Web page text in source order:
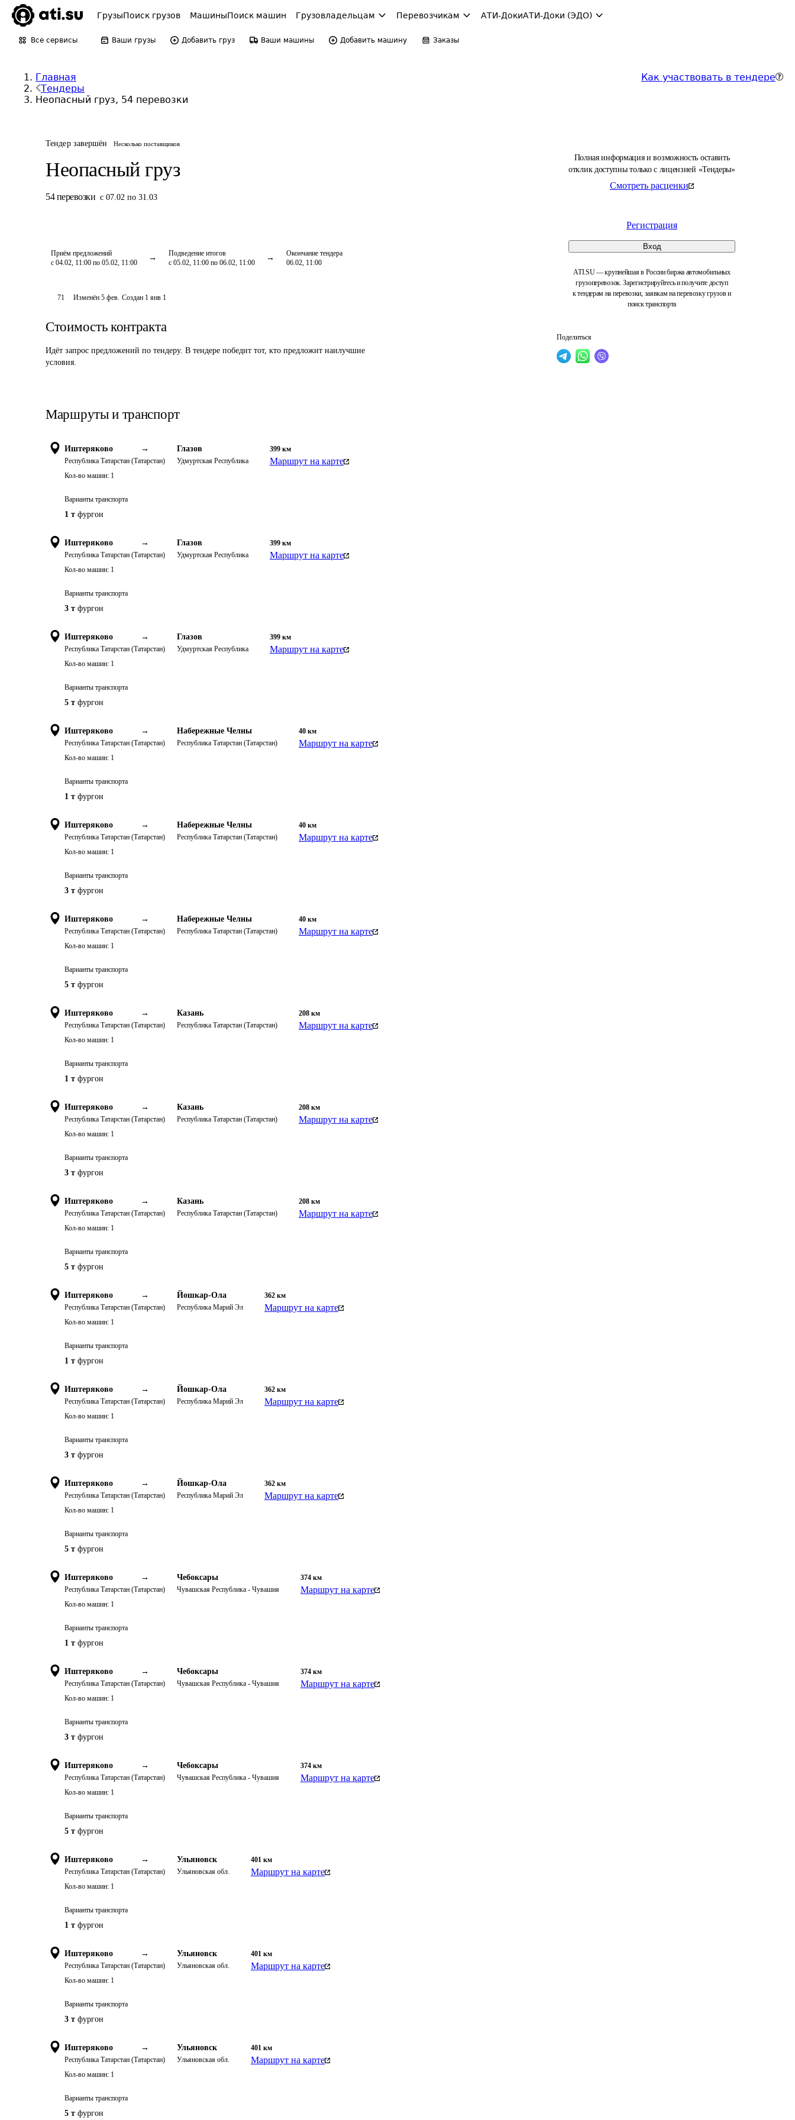
ГрузыПоиск грузов МашиныПоиск машин Грузовладельцам Перевозчикам АТИ-ДокиАТИ-Доки (ЭДО)
Все сервисы Ваши грузы Добавить груз Ваши машины Добавить машину Заказы
Главная
Тендеры
Неопасный груз, 54 перевозки
Как участвовать в тендере
Тендер завершён Несколько поставщиков
Неопасный груз
54 перевозки с 07.02 по 31.03
Приём предложений
с 04.02, 11:00 по 05.02, 11:00
Подведение итогов
с 05.02, 11:00 по 06.02, 11:00
Окончание тендера
06.02, 11:00
Полная информация и возможность оставить
отклик доступны только с лицензией «Тендеры»
Смотреть расценки
Регистрация
Вход
ATI.SU — крупнейшая в России биржа автомобильных
грузоперевозок. Зарегистрируйтесь и получите доступ
к тендерам на перевозки, заявкам на перевозку грузов и
поиск транспорта
Поделиться
71 Изменён5 фев. Создан 1 янв 1
Стоимость контракта
Идёт запрос предложений по тендеру. В тендере победит тот, кто предложит наилучшие
условия.
Маршруты и транспорт
Иштеряково →
Республика Татарстан (Татарстан)
Глазов
Удмуртская Республика
399 км
Маршрут на карте
Кол-во машин: 1
Варианты транспорта
1 т фургон
Иштеряково →
Республика Татарстан (Татарстан)
Глазов
Удмуртская Республика
399 км
Маршрут на карте
Кол-во машин: 1
Варианты транспорта
3 т фургон
Иштеряково →
Республика Татарстан (Татарстан)
Глазов
Удмуртская Республика
399 км
Маршрут на карте
Кол-во машин: 1
Варианты транспорта
5 т фургон
Иштеряково →
Республика Татарстан (Татарстан)
Набережные Челны
Республика Татарстан (Татарстан)
40 км
Маршрут на карте
Кол-во машин: 1
Варианты транспорта
1 т фургон
Иштеряково →
Республика Татарстан (Татарстан)
Набережные Челны
Республика Татарстан (Татарстан)
40 км
Маршрут на карте
Кол-во машин: 1
Варианты транспорта
3 т фургон
Иштеряково →
Республика Татарстан (Татарстан)
Набережные Челны
Республика Татарстан (Татарстан)
40 км
Маршрут на карте
Кол-во машин: 1
Варианты транспорта
5 т фургон
Иштеряково →
Республика Татарстан (Татарстан)
Казань
Республика Татарстан (Татарстан)
208 км
Маршрут на карте
Кол-во машин: 1
Варианты транспорта
1 т фургон
Иштеряково →
Республика Татарстан (Татарстан)
Казань
Республика Татарстан (Татарстан)
208 км
Маршрут на карте
Кол-во машин: 1
Варианты транспорта
3 т фургон
Иштеряково →
Республика Татарстан (Татарстан)
Казань
Республика Татарстан (Татарстан)
208 км
Маршрут на карте
Кол-во машин: 1
Варианты транспорта
5 т фургон
Иштеряково →
Республика Татарстан (Татарстан)
Йошкар-Ола
Республика Марий Эл
362 км
Маршрут на карте
Кол-во машин: 1
Варианты транспорта
1 т фургон
Иштеряково →
Республика Татарстан (Татарстан)
Йошкар-Ола
Республика Марий Эл
362 км
Маршрут на карте
Кол-во машин: 1
Варианты транспорта
3 т фургон
Иштеряково →
Республика Татарстан (Татарстан)
Йошкар-Ола
Республика Марий Эл
362 км
Маршрут на карте
Кол-во машин: 1
Варианты транспорта
5 т фургон
Иштеряково →
Республика Татарстан (Татарстан)
Чебоксары
Чувашская Республика - Чувашия
374 км
Маршрут на карте
Кол-во машин: 1
Варианты транспорта
1 т фургон
Иштеряково →
Республика Татарстан (Татарстан)
Чебоксары
Чувашская Республика - Чувашия
374 км
Маршрут на карте
Кол-во машин: 1
Варианты транспорта
3 т фургон
Иштеряково →
Республика Татарстан (Татарстан)
Чебоксары
Чувашская Республика - Чувашия
374 км
Маршрут на карте
Кол-во машин: 1
Варианты транспорта
5 т фургон
Иштеряково →
Республика Татарстан (Татарстан)
Ульяновск
Ульяновская обл.
401 км
Маршрут на карте
Кол-во машин: 1
Варианты транспорта
1 т фургон
Иштеряково →
Республика Татарстан (Татарстан)
Ульяновск
Ульяновская обл.
401 км
Маршрут на карте
Кол-во машин: 1
Варианты транспорта
3 т фургон
Иштеряково →
Республика Татарстан (Татарстан)
Ульяновск
Ульяновская обл.
401 км
Маршрут на карте
Кол-во машин: 1
Варианты транспорта
5 т фургон